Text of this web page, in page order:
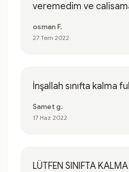
veremedim ve
osman F.
27 Tem 2022
İnşallah sınıfta kalma
Samet g.
17 Haz 2022
LÜTFEN SINIFTA